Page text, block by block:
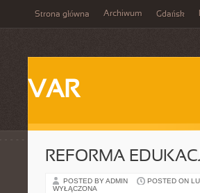
Strona główna Archiwum Gdańsk
VAR
REFORMA
POSTED BY ADMIN POSTED ON
WYŁĄCZONA